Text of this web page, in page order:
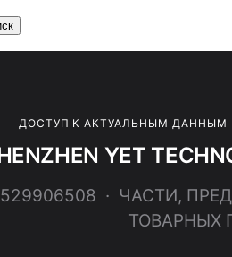
ДОСТУП К АКТУАЛЬНЫМ ДАННЫМ
YET
· ЧАСТИ,
ТОВАРНЫХ